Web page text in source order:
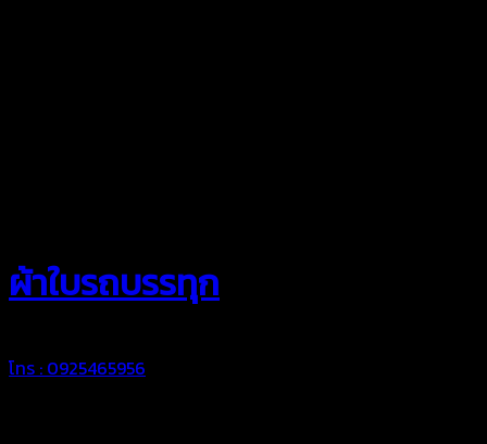
ผ้าใบรถบรรทุก
โทร : 0925465956